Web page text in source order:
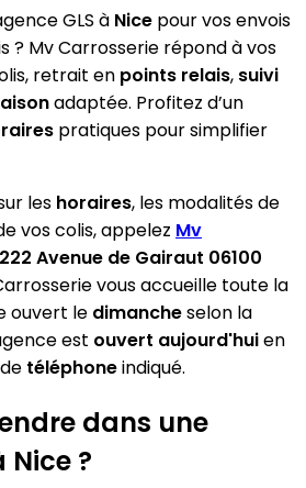
GLS à Nice pour vos envois
? Mv Carrosserie répond à vos
retrait en points relais, suivi
adaptée. Profitez d’un
pratiques pour simplifier
les horaires, les modalités de
vos colis, appelez Mv
222 Avenue de Gairaut 06100
vous accueille toute la
ouvert le dimancheselon la
est ouvert aujourd'huien
téléphoneindiqué.
dans une
Nice ?